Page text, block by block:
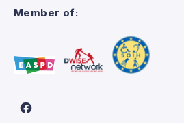
Member of:
New Window